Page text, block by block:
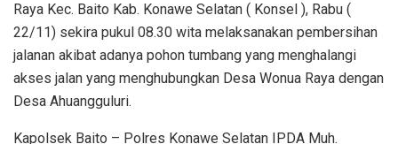
Raya Kec. Baito Kab. Konawe Selatan ( Konsel ), Rabu (
22/11) sekira pukul 08.30 wita melaksanakan pembersihan
jalanan akibat adanya pohon tumbang yang menghalangi
akses jalan yang menghubungkan Desa Wonua Raya dengan
Desa Ahuangguluri.
Kapolsek Baito – Polres Konawe Selatan IPDA Muh.